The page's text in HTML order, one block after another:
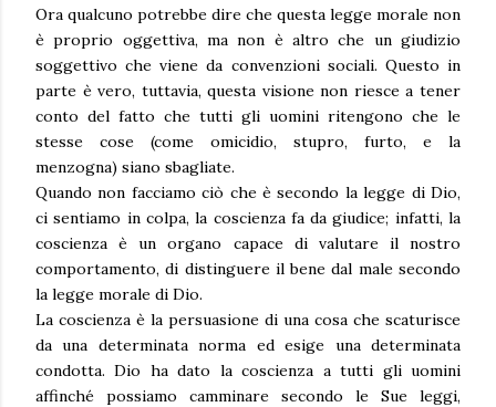
Ora qualcuno potrebbe dire che questa legge morale non
è proprio oggettiva, ma non è altro che un giudizio
soggettivo che viene da convenzioni sociali. Questo in
parte è vero, tuttavia, questa visione non riesce a tener
conto del fatto che tutti gli uomini ritengono che le
stesse cose (come omicidio, stupro, furto, e la
menzogna) siano sbagliate.
Quando non facciamo ciò che è secondo la legge di Dio,
ci sentiamo in colpa, la coscienza fa da giudice; infatti, la
coscienza è un organo capace di valutare il nostro
comportamento, di distinguere il bene dal male secondo
la legge morale di Dio.
La coscienza è la persuasione di una cosa che scaturisce
da una determinata norma ed esige una determinata
condotta. Dio ha dato la coscienza a tutti gli uomini
affinché possiamo camminare secondo le Sue leggi,